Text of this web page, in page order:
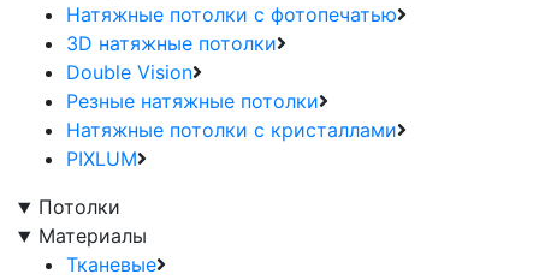
Натяжные потолки с фотопечатью
3D натяжные потолки
Double Vision
Резные натяжные потолки
Натяжные потолки с кристаллами
PIXLUM
Потолки
Материалы
Тканевые